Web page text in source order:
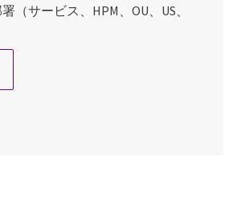
（サービス、HPM、OU、US、
Sales Specialist（首都圏）